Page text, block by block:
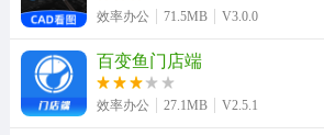
效率办公 71.5MB V3.0.0
百变鱼门店端
效率办公 27.1MB V2.5.1